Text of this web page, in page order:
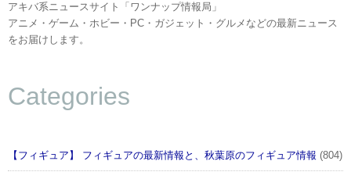
アキバ系ニュースサイト「ワンナップ情報局」
アニメ・ゲーム・ホビー・PC・ガジェット・グルメなどの最新ニュース
をお届けします。
Categories
【フィギュア】 フィギュアの最新情報と、秋葉原のフィギュア情報 (804)